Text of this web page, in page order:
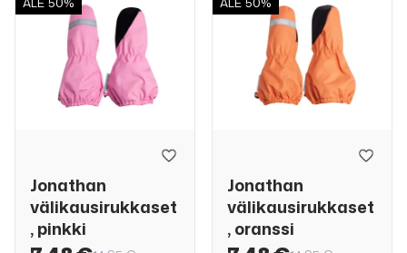
Jonathan
välikausirukkaset
, pinkki
Jonathan
välikausirukkaset
, oranssi